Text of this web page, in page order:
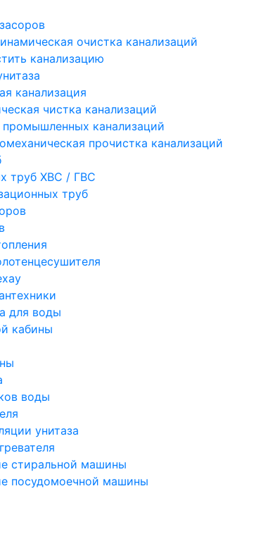
очистка канализаций
канализацию
канализация
чистка канализаций
промышленных канализаций
прочистка канализаций
труб ХВС / ГВС
труб
для воды
кабины
воды
унитаза
стиральной машины
посудомоечной машины